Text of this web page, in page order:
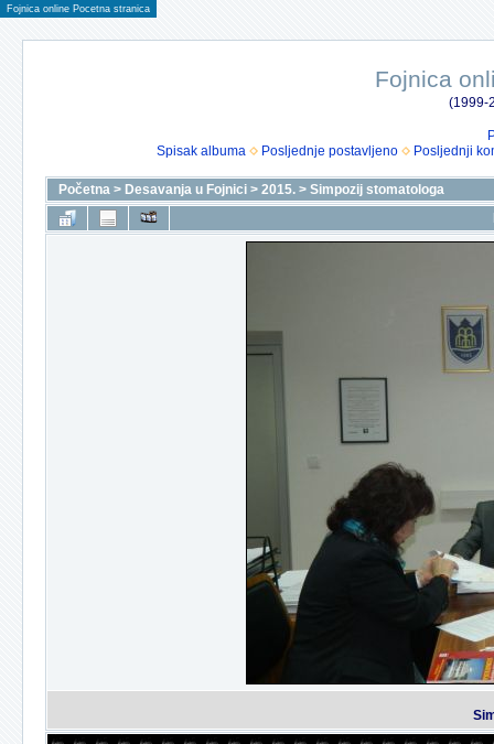
Fojnica online Pocetna stranica
Fojnica
(1999-
Spisak albuma
Posljednje postavljeno Posljednji
Početna > Desavanja u Fojnici > 2015. > Simpozij stomatologa